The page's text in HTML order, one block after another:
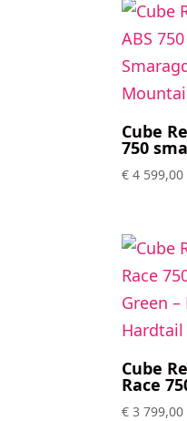
Cube
750
€ 4 599,00
Cube
Race
€ 3 799,00